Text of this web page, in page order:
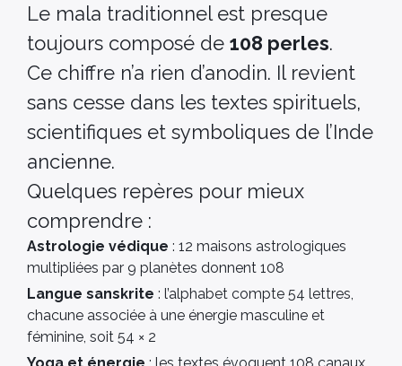
Le mala traditionnel est presque
toujours composé de 108 perles.
Ce chiffre n’a rien d’anodin. Il revient
sans cesse dans les textes spirituels,
scientifiques et symboliques de l’Inde
ancienne.
Quelques repères pour mieux
comprendre :
Astrologie védique : 12 maisons astrologiques
multipliées par 9 planètes donnent 108
Langue sanskrite : l’alphabet compte 54 lettres,
chacune associée à une énergie masculine et
féminine, soit 54 × 2
Yoga et énergie : les textes évoquent 108 canaux